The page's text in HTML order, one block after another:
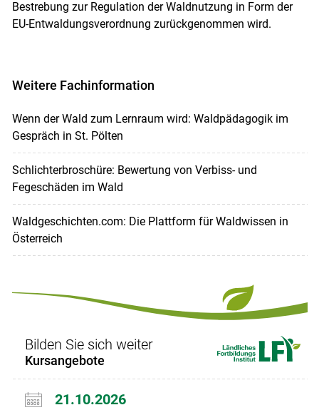
Bestrebung zur Regulation der Waldnutzung in Form der
EU-Entwaldungsverordnung zurückgenommen wird.
Weitere Fachinformation
Wenn der Wald zum Lernraum wird: Waldpädagogik im
Gespräch in St. Pölten
Schlichterbroschüre: Bewertung von Verbiss- und
Fegeschäden im Wald
Waldgeschichten.com: Die Plattform für Waldwissen in
Österreich
Bilden Sie sich weiter
Kursangebote
21.10.2026